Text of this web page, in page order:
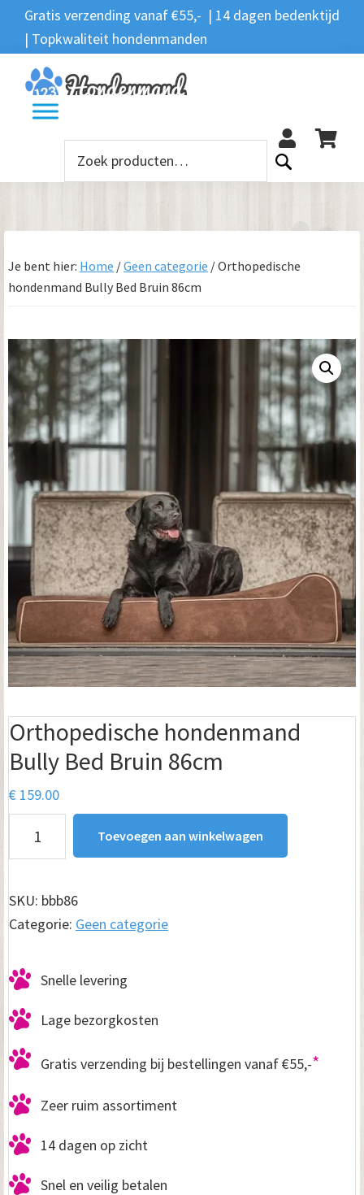
Spring
naar
de
hoofdnavigatie
Door
naar
de
hoofd
inhoud
Spring
naar
de
voettekst
Gratis verzending vanaf €55,- | 14 dagen bedenktijd
| Topkwaliteit hondenmanden
Zoeken
Zoeken
naar:
Je bent hier: Home /Geen categorie /Orthopedische
hondenmand Bully Bed Bruin 86cm
Orthopedische hondenmand
Bully Bed Bruin 86cm
€ 159.00
hondenmand
Bed
Bruin
aantal
Toevoegen aan winkelwagen
SKU: bbb86
Categorie: Geen categorie
Snelle levering
Lage bezorgkosten
Gratis verzending bij bestellingen vanaf €55,-*
Zeer ruim assortiment
14 dagen op zicht
Snel en veilig betalen